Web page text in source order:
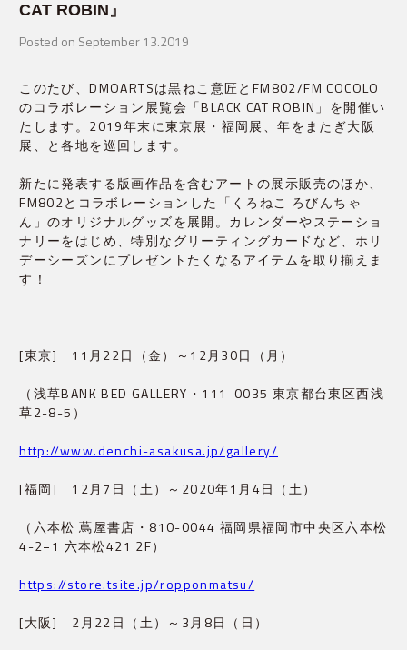
CAT ROBIN』
Posted on September 13.2019
このたび、DMOARTSは黒ねこ意匠とFM802/FM COCOLO
のコラボレーション展覧会「BLACK CAT ROBIN」を開催い
たします。2019年末に東京展・福岡展、年をまたぎ大阪
展、と各地を巡回します。
新たに発表する版画作品を含むアートの展示販売のほか、
FM802とコラボレーションした「くろねこ ろびんちゃ
ん」のオリジナルグッズを展開。カレンダーやステーショ
ナリーをはじめ、特別なグリーティングカードなど、ホリ
デーシーズンにプレゼントたくなるアイテムを取り揃えま
す！
[東京]　11月22日（金）～12月30日（月）
（浅草BANK BED GALLERY・111-0035 東京都台東区西浅
草2-8-5）
http://www.denchi-asakusa.jp/gallery/
[福岡]　12月7日（土）～2020年1月4日（土）
（六本松 蔦屋書店・810-0044 福岡県福岡市中央区六本松
4-2−1 六本松421 2F）
https://store.tsite.jp/ropponmatsu/
[大阪]　2月22日（土）～3月8日（日）